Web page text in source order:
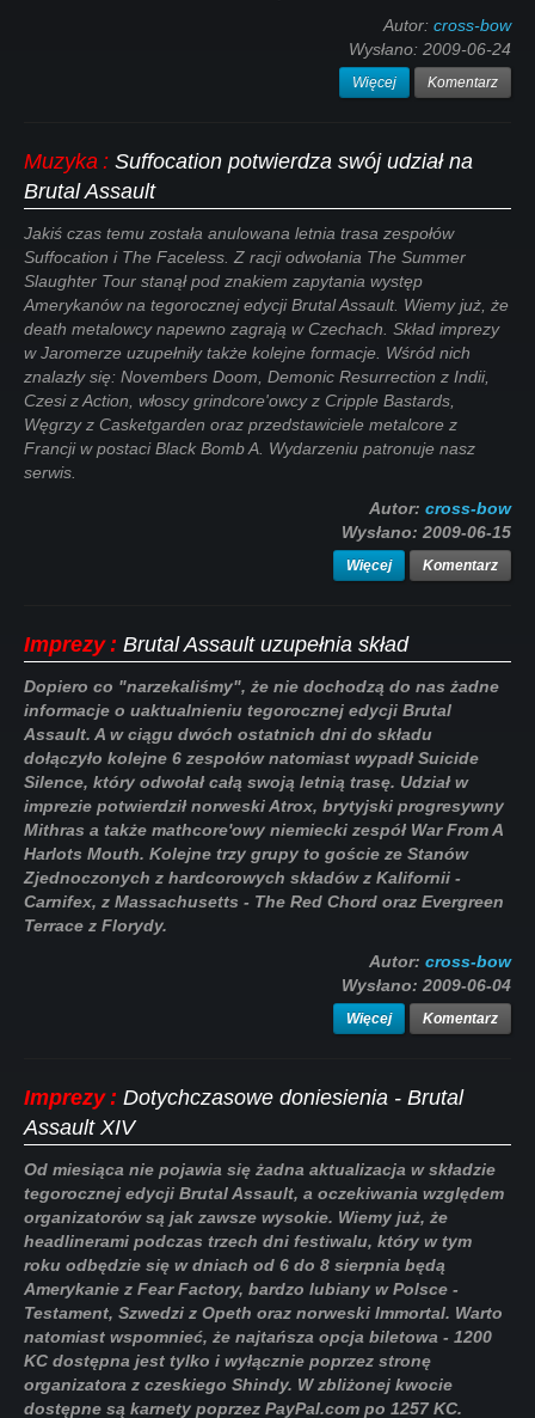
Autor: cross-bow
Wysłano: 2009-06-24
Więcej Komentarz
Muzyka : Suffocation potwierdza swój udział na
Brutal Assault
Jakiś czas temu została anulowana letnia trasa zespołów
Suffocation i The Faceless. Z racji odwołania The Summer
Slaughter Tour stanął pod znakiem zapytania występ
Amerykanów na tegorocznej edycji Brutal Assault. Wiemy już, że
death metalowcy napewno zagrają w Czechach. Skład imprezy
w Jaromerze uzupełniły także kolejne formacje. Wśród nich
znalazły się: Novembers Doom, Demonic Resurrection z Indii,
Czesi z Action, włoscy grindcore'owcy z Cripple Bastards,
Węgrzy z Casketgarden oraz przedstawiciele metalcore z
Francji w postaci Black Bomb A. Wydarzeniu patronuje nasz
serwis.
Autor: cross-bow
Wysłano: 2009-06-15
Więcej Komentarz
Imprezy : Brutal Assault uzupełnia skład
Dopiero co "narzekaliśmy", że nie dochodzą do nas żadne
informacje o uaktualnieniu tegorocznej edycji Brutal
Assault. A w ciągu dwóch ostatnich dni do składu
dołączyło kolejne 6 zespołów natomiast wypadł Suicide
Silence, który odwołał całą swoją letnią trasę. Udział w
imprezie potwierdził norweski Atrox, brytyjski progresywny
Mithras a także mathcore'owy niemiecki zespół War From A
Harlots Mouth. Kolejne trzy grupy to goście ze Stanów
Zjednoczonych z hardcorowych składów z Kalifornii -
Carnifex, z Massachusetts - The Red Chord oraz Evergreen
Terrace z Florydy.
Autor: cross-bow
Wysłano: 2009-06-04
Więcej Komentarz
Imprezy : Dotychczasowe doniesienia - Brutal
Assault XIV
Od miesiąca nie pojawia się żadna aktualizacja w składzie
tegorocznej edycji Brutal Assault, a oczekiwania względem
organizatorów są jak zawsze wysokie. Wiemy już, że
headlinerami podczas trzech dni festiwalu, który w tym
roku odbędzie się w dniach od 6 do 8 sierpnia będą
Amerykanie z Fear Factory, bardzo lubiany w Polsce -
Testament, Szwedzi z Opeth oraz norweski Immortal. Warto
natomiast wspomnieć, że najtańsza opcja biletowa - 1200
KC dostępna jest tylko i wyłącznie poprzez stronę
organizatora z czeskiego Shindy. W zbliżonej kwocie
dostępne są karnety poprzez PayPal.com po 1257 KC.